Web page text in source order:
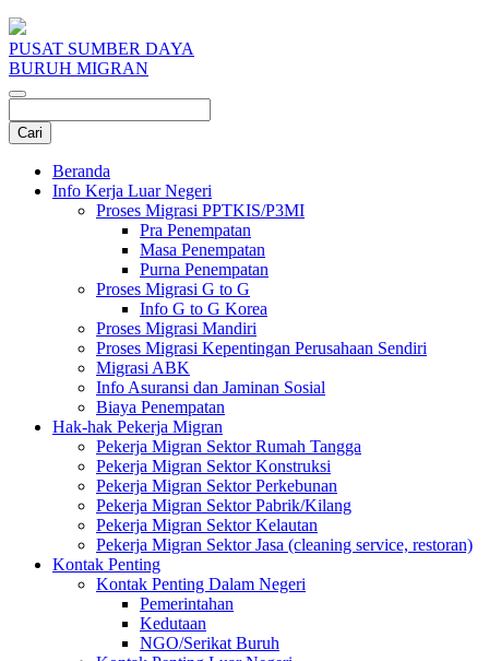
PUSAT SUMBER DAYA
BURUH MIGRAN
Beranda
Info Kerja Luar Negeri
Proses Migrasi PPTKIS/P3MI
Pra Penempatan
Masa Penempatan
Purna Penempatan
Proses Migrasi G to G
Info G to G Korea
Proses Migrasi Mandiri
Proses Migrasi Kepentingan Perusahaan Sendiri
Migrasi ABK
Info Asuransi dan Jaminan Sosial
Biaya Penempatan
Hak-hak Pekerja Migran
Pekerja Migran Sektor Rumah Tangga
Pekerja Migran Sektor Konstruksi
Pekerja Migran Sektor Perkebunan
Pekerja Migran Sektor Pabrik/Kilang
Pekerja Migran Sektor Kelautan
Pekerja Migran Sektor Jasa (cleaning service, restoran)
Kontak Penting
Kontak Penting Dalam Negeri
Pemerintahan
Kedutaan
NGO/Serikat Buruh